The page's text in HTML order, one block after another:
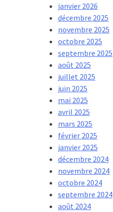
janvier 2026
décembre 2025
novembre 2025
octobre 2025
septembre 2025
août 2025
juillet 2025
juin 2025
mai 2025
avril 2025
mars 2025
février 2025
janvier 2025
décembre 2024
novembre 2024
octobre 2024
septembre 2024
août 2024